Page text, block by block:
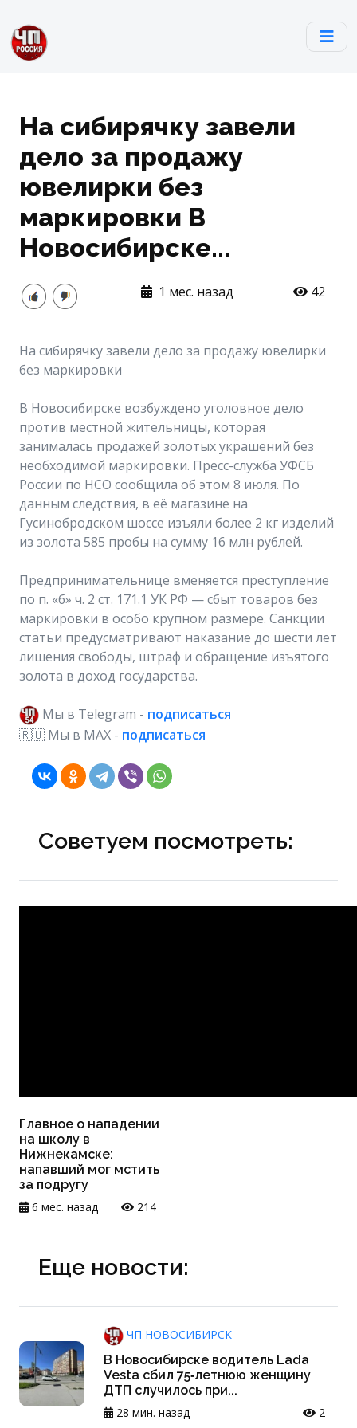
На сибирячку завели
дело за продажу
ювелирки без
маркировки В
Новосибирске...
1 мес. назад 42
На сибирячку завели дело за продажу ювелирки
без маркировки
В Новосибирске возбуждено уголовное дело
против местной жительницы, которая
занималась продажей золотых украшений без
необходимой маркировки. Пресс-служба УФСБ
России по НСО сообщила об этом 8 июля. По
данным следствия, в её магазине на
Гусинобродском шоссе изъяли более 2 кг изделий
из золота 585 пробы на сумму 16 млн рублей.
Предпринимательнице вменяется преступление
по п. «б» ч. 2 ст. 171.1 УК РФ — сбыт товаров без
маркировки в особо крупном размере. Санкции
статьи предусматривают наказание до шести лет
лишения свободы, штраф и обращение изъятого
золота в доход государства.
Мы в Telegram - подписаться
🇷🇺 Мы в МAX - подписаться
Советуем посмотреть:
Главное о нападении
на школу в
Нижнекамске:
напавший мог мстить
за подругу
6 мес. назад
214
Еще новости:
ЧП НОВОСИБИРСК
В Новосибирске водитель Lada
Vesta сбил 75‑летнюю женщину
ДТП случилось при...
28 мин. назад
2